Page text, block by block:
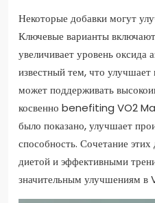
Некоторые добавки могут
Ключевые варианты
увеличивает уровень оксида
известный тем, что
может поддерживать
косвенно benefiting VO2
было показано, улучшает
способность. Сочетание
диетой и эффективными
значительным улучшениям в